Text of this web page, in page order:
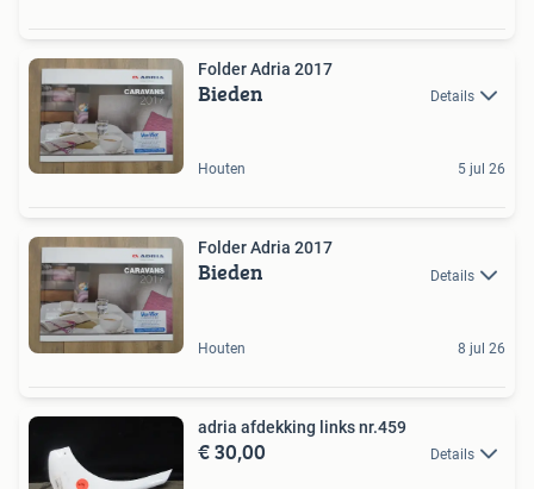
Folder Adria 2017
Bieden Details
Houten 5 jul 26
Folder Adria 2017
Bieden Details
Houten 8 jul 26
adria afdekking links nr.459
€ 30,00 Details